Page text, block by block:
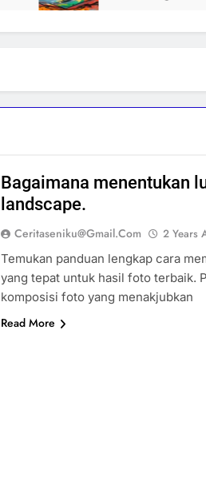
Bagaimana menentukan
landscape.
Ceritaseniku@gmail.com 2 Years
Temukan panduan lengkap cara
yang tepat untuk hasil foto terbaik.
komposisi foto yang menakjubkan
Read More